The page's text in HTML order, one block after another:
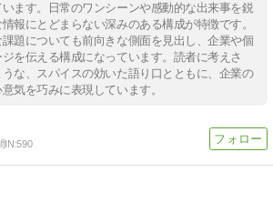
ます。日常のワンシーンや感動的な出来事を鋭
報にとどまらない深みのある構成が特徴です。
題についても前向きな側面を見出し、企業や個
を伝える構成になっています。読者に考えさ
な、スパイスの効いた語り口とともに、企業の
気を巧みに表現しています。
IN:590